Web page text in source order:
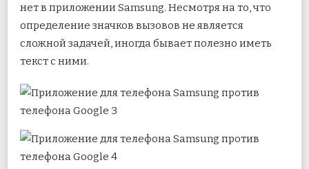
нет в приложении Samsung. Несмотря на то, что
определение значков вызовов не является
сложной задачей, иногда бывает полезно иметь
текст с ними.